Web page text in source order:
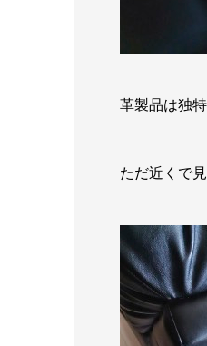
革製品は独
ただ近くで